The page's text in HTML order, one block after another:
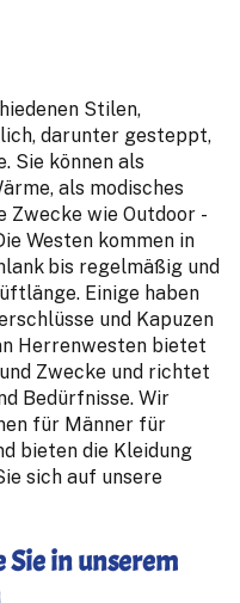
Stilen,
darunter gesteppt,
Sie können als
als modisches
wie Outdoor -
Westen kommen in
bis regelmäßig und
Einige haben
und Kapuzen
Herrenwesten bietet
Zwecke und richtet
Bedürfnisse. Wir
für Männer für
bieten die Kleidung
sich auf unsere
Sie in unserem